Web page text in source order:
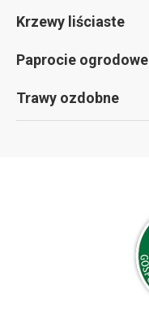
Krzewy liściaste
Paprocie ogrodowe
Trawy ozdobne